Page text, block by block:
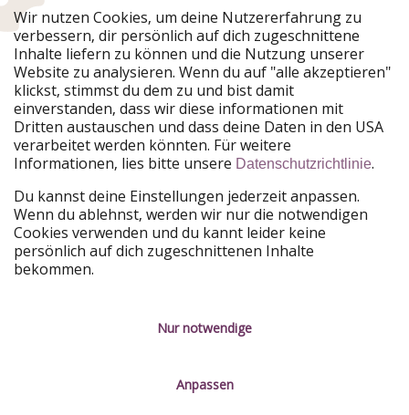
Urlaubspiraten ist Teil der HolidayPirates Group
Unsere Märkte
PiratinViaggio
HolidayPirates
VakantiePiraten
WakacyjniPiraci
VoyagesPirates
Ferienpiraten
Urlaubspiraten
ViajerosPiratas
TravelPirates
HolidayPirates Group
Lerne uns kennen
Über uns
Rechtliches
Kontakt
Wir nutzen Cookies, um deine Nutzererfahrung zu
verbessern, dir persönlich auf dich zugeschnittene
Inhalte liefern zu können und die Nutzung unserer
Website zu analysieren. Wenn du auf "alle akzeptieren"
klickst, stimmst du dem zu und bist damit
einverstanden, dass wir diese informationen mit
Dritten austauschen und dass deine Daten in den USA
verarbeitet werden könnten. Für weitere
Informationen, lies bitte unsere Datenschutzrichtlinie.
Du kannst deine Einstellungen jederzeit anpassen.
Wenn du ablehnst, werden wir nur die notwendigen
Cookies verwenden und du kannt leider keine
persönlich auf dich zugeschnittenen Inhalte
bekommen.
Nur notwendige
Anpassen